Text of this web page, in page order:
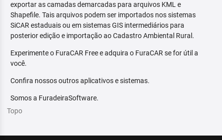
exportar as camadas demarcadas para arquivos KML e
Shapefile. Tais arquivos podem ser importados nos sistemas
SiCAR estaduais ou em sistemas GIS intermediários para
posterior edição e importação ao Cadastro Ambiental Rural.
Experimente o FuraCAR Free e adquira o FuraCAR se for útil a
você.
Confira nossos outros aplicativos e sistemas.
Somos a FuradeiraSoftware.
Topo